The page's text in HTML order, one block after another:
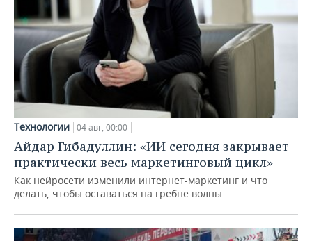
Технологии 04 авг, 00:00
Айдар Гибадуллин: «ИИ сегодня закрывает
практически весь маркетинговый цикл»
Как нейросети изменили интернет-маркетинг и что
делать, чтобы оставаться на гребне волны